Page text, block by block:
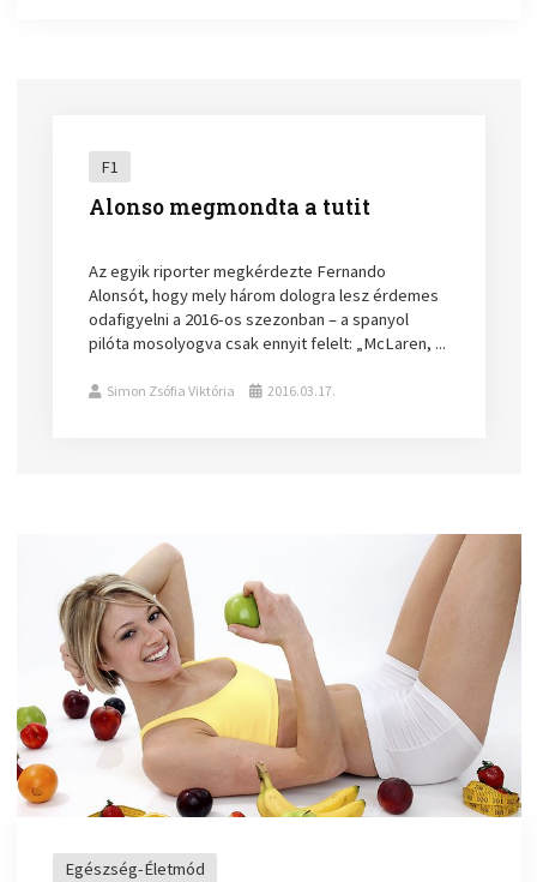
F1
Alonso megmondta a tutit
Az egyik riporter megkérdezte Fernando
Alonsót, hogy mely három dologra lesz érdemes
odafigyelni a 2016-os szezonban – a spanyol
pilóta mosolyogva csak ennyit felelt: „McLaren, ...
Simon Zsófia Viktória 2016.03.17.
Egészség-Életmód